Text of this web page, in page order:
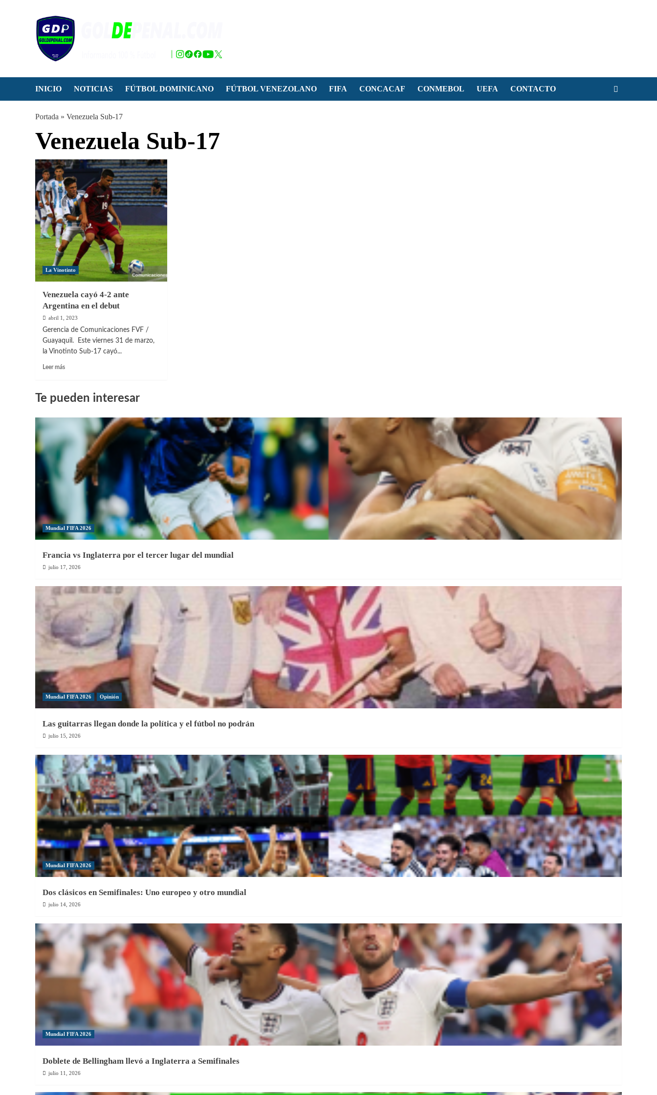
INICIO NOTICIAS FÚTBOL DOMINICANO FÚTBOL VENEZOLANO FIFA CONCACAF CONMEBOL UEFA CONTACTO
Portada » Venezuela Sub-17
Venezuela Sub-17
La Vinotinto
Venezuela cayó 4-2 ante
Argentina en el debut
abril 1, 2023
Gerencia de Comunicaciones FVF /
Guayaquil. Este viernes 31 de marzo,
la Vinotinto Sub-17 cayó...
Leer másLeer
Venezuela
cayó
Argentina
Te pueden interesar
Mundial FIFA 2026
Francia vs Inglaterra por el tercer lugar del mundial
julio 17, 2026
Mundial FIFA 2026 Opinión
Las guitarras llegan donde la política y el fútbol no podrán
julio 15, 2026
Mundial FIFA 2026
Dos clásicos en Semifinales: Uno europeo y otro mundial
julio 14, 2026
Mundial FIFA 2026
Doblete de Bellingham llevó a Inglaterra a Semifinales
julio 11, 2026